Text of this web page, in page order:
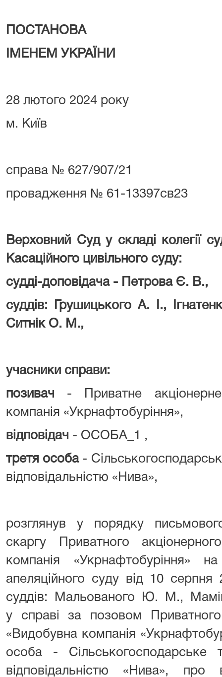
ПОСТАНОВА
ІМЕНЕМ УКРАЇНИ
28 лютого 2024 року
м. Київ
справа № 627/907/21
провадження № 61-13397св23
Верховний Суд у складі колегії
Касаційного цивільного суду:
судді-доповідача -
Петрова Є. В.,
суддів: Грушицького А. І.,
Ситнік О. М.,
учасники справи:
позивач - Приватне
компанія «Укрнафтобуріння»,
відповідач - ОСОБА_1 ,
третя особа-
відповідальністю «Нива»,
розглянув у порядку
скаргу Приватного
компанія «Укрнафтобуріння»
апеляційного суду від 10 серпня
суддів: Мальованого Ю. М.,
у справі за позовом Приватного
«Видобувна компанія
особа -
відповідальністю «Нива», про